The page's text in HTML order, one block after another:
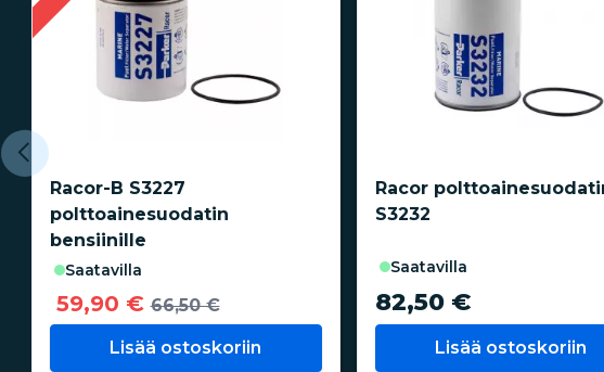
Racor-B S3227
polttoainesuodatin
bensiinille
saatavilla
59,90 € 66,50 €
Lisää ostoskoriin
Racor
S3232
saatavilla
82,50 €
Lisää ostoskoriin